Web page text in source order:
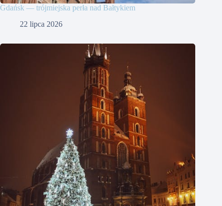
Gdańsk — trójmiejska perła nad Bałtykiem
22 lipca 2026